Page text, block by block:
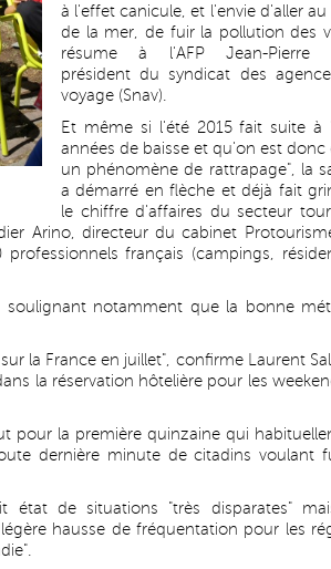
à l'effet canicule, et l'envie d'aller au
de la mer, de fuir la pollution des
résume à l'AFP Jean-Pierre
président du syndicat des
voyage (Snav).
Et même si l'été 2015 fait suite à
années de baisse et qu'on est donc
un phénomène de rattrapage", la
a démarré en flèche et déjà fait
le chiffre d'affaires du secteur
Arino, directeur du cabinet
français (campings,
soulignant notamment que la bonne
la France en juillet", confirme Laurent
la réservation hôtelière pour les
pour la première quinzaine qui
dernière minute de citadins voulant
état de situations "très disparates"
hausse de fréquentation pour les